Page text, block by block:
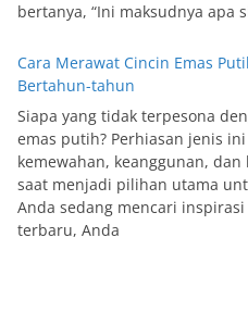
bertanya, “Ini maksudnya apa
Cara Merawat Cincin Emas
Bertahun-tahun
Siapa yang tidak terpesona
emas putih? Perhiasan jenis
kemewahan, keanggunan,
saat menjadi pilihan utama
Anda sedang mencari
terbaru, Anda